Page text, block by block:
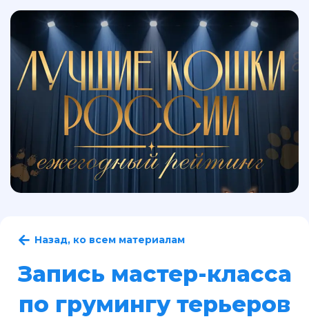
Назад, ко всем материалам
Запись мастер-класса
по грумингу терьеров